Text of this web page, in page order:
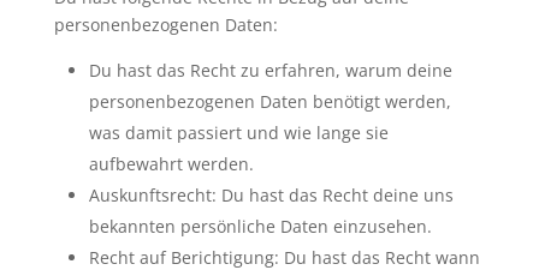
personenbezogenen Daten:
Du hast das Recht zu erfahren, warum deine
personenbezogenen Daten benötigt werden,
was damit passiert und wie lange sie
aufbewahrt werden.
Auskunftsrecht: Du hast das Recht deine uns
bekannten persönliche Daten einzusehen.
Recht auf Berichtigung: Du hast das Recht wann